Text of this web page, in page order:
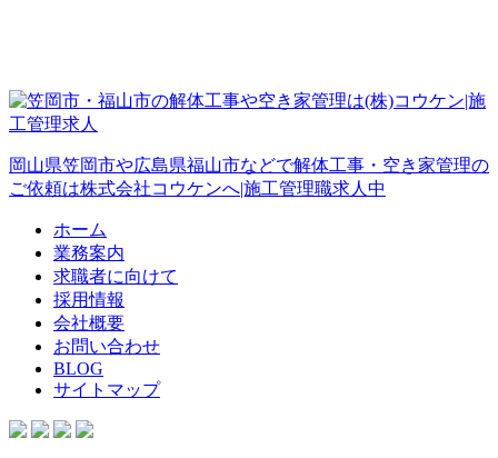
岡山県笠岡市や広島県福山市などで解体工事・空き家管理の
ご依頼は株式会社コウケンへ|施工管理職求人中
ホーム
業務案内
求職者に向けて
採用情報
会社概要
お問い合わせ
BLOG
サイトマップ